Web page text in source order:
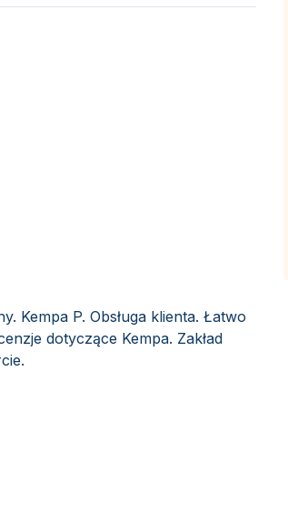
Kempa P. Obsługa klienta. Łatwo
dotyczące Kempa. Zakład